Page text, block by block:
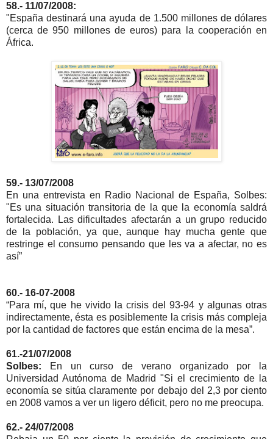
58.- 11/07/2008:
"España destinará una ayuda de 1.500 millones de dólares
(cerca de 950 millones de euros) para la cooperación en
África.
59.- 13/07/2008
En una entrevista en Radio Nacional de España, Solbes:
"Es una situación transitoria de la que la economía saldrá
fortalecida. Las dificultades afectarán a un grupo reducido
de la población, ya que, aunque hay mucha gente que
restringe el consumo pensando que les va a afectar, no es
así”
60.- 16-07-2008
“Para mí, que he vivido la crisis del 93-94 y algunas otras
indirectamente, ésta es posiblemente la crisis más compleja
por la cantidad de factores que están encima de la mesa”.
61.-21/07/2008
Solbes: En un curso de verano organizado por la
Universidad Autónoma de Madrid "Si el crecimiento de la
economía se sitúa claramente por debajo del 2,3 por ciento
en 2008 vamos a ver un ligero déficit, pero no me preocupa.
62.- 24/07/2008